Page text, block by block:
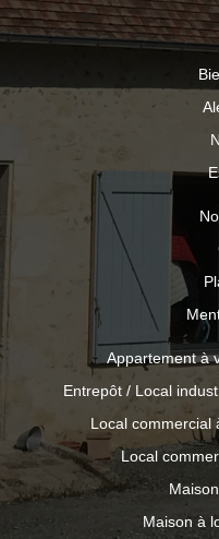
Appartement à
Entrepôt / Local
Local commercial
Local
Maison à